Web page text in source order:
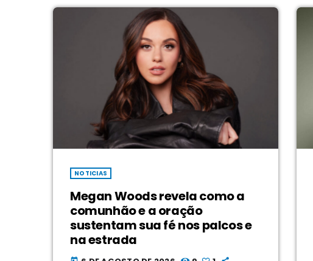
NOTICIAS
Megan Woods revela como a
comunhão e a oração
sustentam sua fé nos palcos e
na estrada